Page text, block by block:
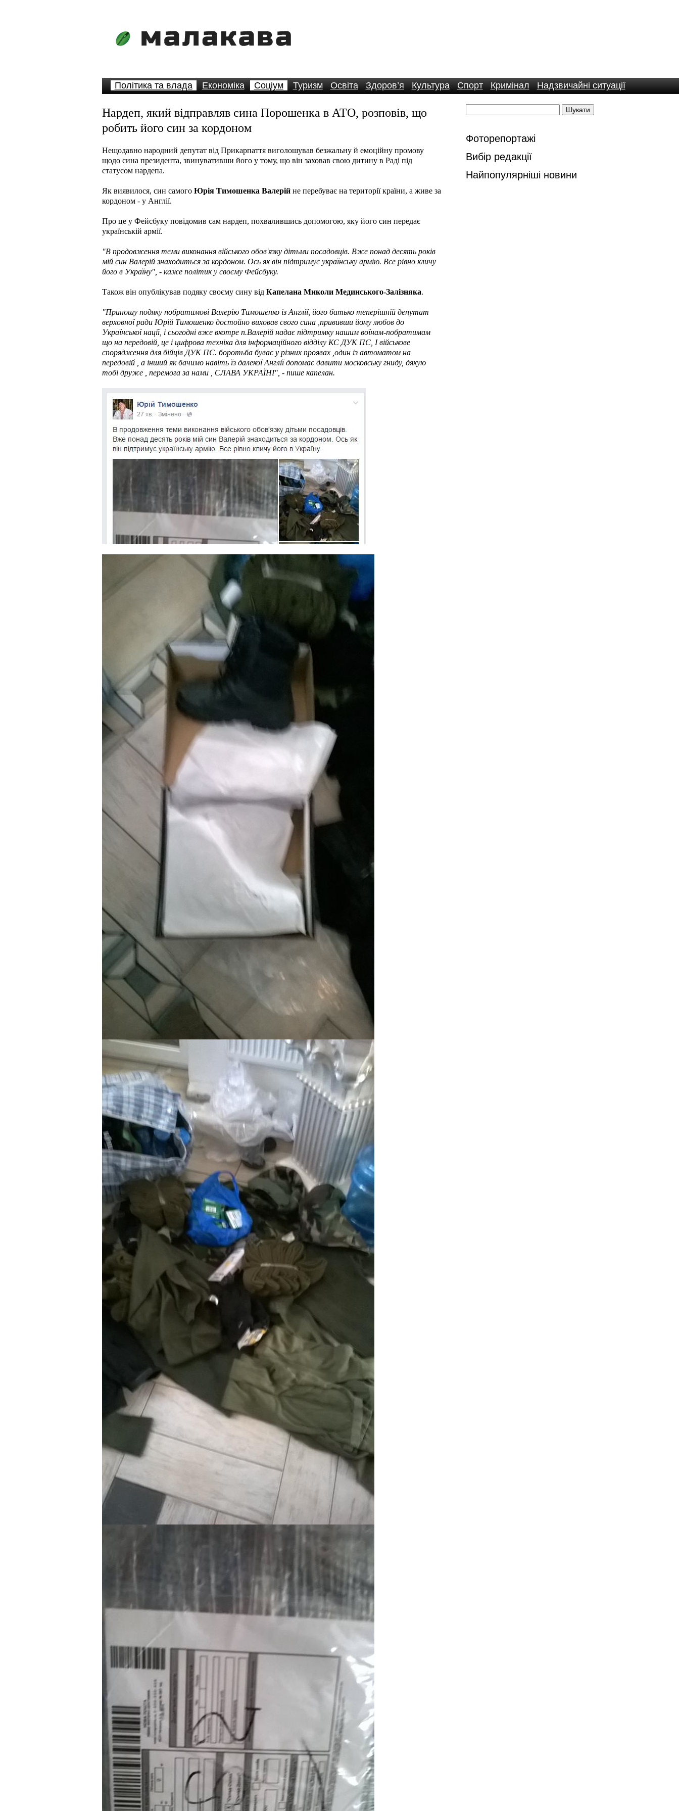
Політика та влада Економіка Соціум Туризм Освіта Здоров’я Культура Спорт Кримінал Надзвичайні ситуації
Нардеп, який відправляв сина Порошенка в АТО, розповів, що
робить його син за кордоном
Нещодавно народний депутат від Прикарпаття виголошував безжальну й емоційну промову
щодо сина президента, звинувативши його у тому, що він заховав свою дитину в Раді під
статусом нардепа.
Як виявилося, син самого Юрія Тимошенка Валерійне перебуває на території країни, а живе за
кордоном - у Англії.
Про це у Фейсбуку повідомив сам нардеп, похвалившись допомогою, яку його син передає
українській армії.
"В продовження теми виконання війського обов'язку дітьми посадовців. Вже понад десять років
мій син Валерій знаходиться за кордоном. Ось як він підтримує українську армію. Все рівно кличу
його в Україну", - каже політик у своєму Фейсбуку.
Також він опублікував подяку своєму сину від Капелана Миколи Мединського-Залізняка.
"Приношу подяку побратимові Валерію Тимошенко із Англії, його батько теперішній депутат
верховної ради Юрій Тимошенко достойно виховав свого сина ,прививши йому любов до
Української нації, і сьогодні вже вкотре п.Валерій надає підтримку нашим воїнам-побратимам
що на передовій, це і цифрова техніка для інформаційного відділу КС ДУК ПС, І військове
спорядження для бійців ДУК ПС. боротьба буває у різних проявах ,один із автоматом на
передовій , а інший як бачимо навіть їз далекої Англії допомає давити московську гниду, дякую
тобі друже , перемога за нами , СЛАВА УКРАЇНІ", - пише капелан.
Фоторепортажі
Вибір редакції
Найпопулярніші новини